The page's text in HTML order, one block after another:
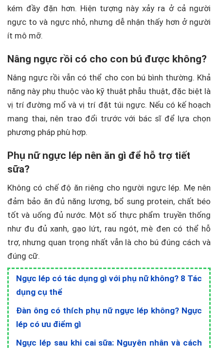
kém đầy đặn hơn. Hiện tượng này xảy ra ở cả người
ngực to và ngực nhỏ, nhưng dễ nhận thấy hơn ở người
ít mô mỡ.
Nâng ngực rồi có cho con bú được không?
Nâng ngực rồi vẫn có thể cho con bú bình thường. Khả
năng này phụ thuộc vào kỹ thuật phẫu thuật, đặc biệt là
vị trí đường mổ và vị trí đặt túi ngực. Nếu có kế hoạch
mang thai, nên trao đổi trước với bác sĩ để lựa chọn
phương pháp phù hợp.
Phụ nữ ngực lép nên ăn gì để hỗ trợ tiết
sữa?
Không có chế độ ăn riêng cho người ngực lép. Mẹ nên
đảm bảo ăn đủ năng lượng, bổ sung protein, chất béo
tốt và uống đủ nước. Một số thực phẩm truyền thống
như đu đủ xanh, gạo lứt, rau ngót, mè đen có thể hỗ
trợ, nhưng quan trọng nhất vẫn là cho bú đúng cách và
đúng cữ.
Ngực lép có tác dụng gì với phụ nữ không? 8 Tác
dụng cụ thể
Đàn ông có thích phụ nữ ngực lép không? Ngực
lép có ưu điểm gì
Ngực lép sau khi cai sữa: Nguyên nhân và cách